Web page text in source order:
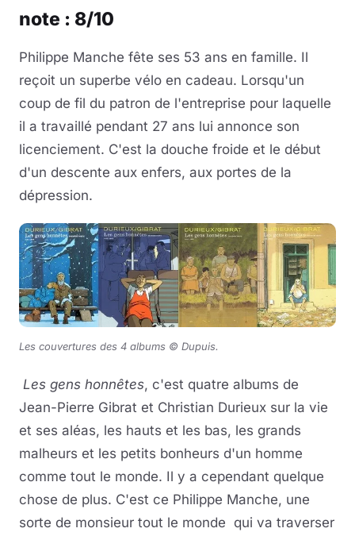
note : 8/10
Philippe Manche fête ses 53 ans en famille. Il
reçoit un superbe vélo en cadeau. Lorsqu'un
coup de fil du patron de l'entreprise pour laquelle
il a travaillé pendant 27 ans lui annonce son
licenciement. C'est la douche froide et le début
d'un descente aux enfers, aux portes de la
dépression.
Les couvertures des 4 albums © Dupuis.
Les gens honnêtes, c'est quatre albums de
Jean-Pierre Gibrat et Christian Durieux sur la vie
et ses aléas, les hauts et les bas, les grands
malheurs et les petits bonheurs d'un homme
comme tout le monde. Il y a cependant quelque
chose de plus. C'est ce Philippe Manche, une
sorte de monsieur tout le monde qui va traverser